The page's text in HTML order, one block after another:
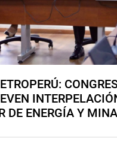
DE ENERGÍA Y